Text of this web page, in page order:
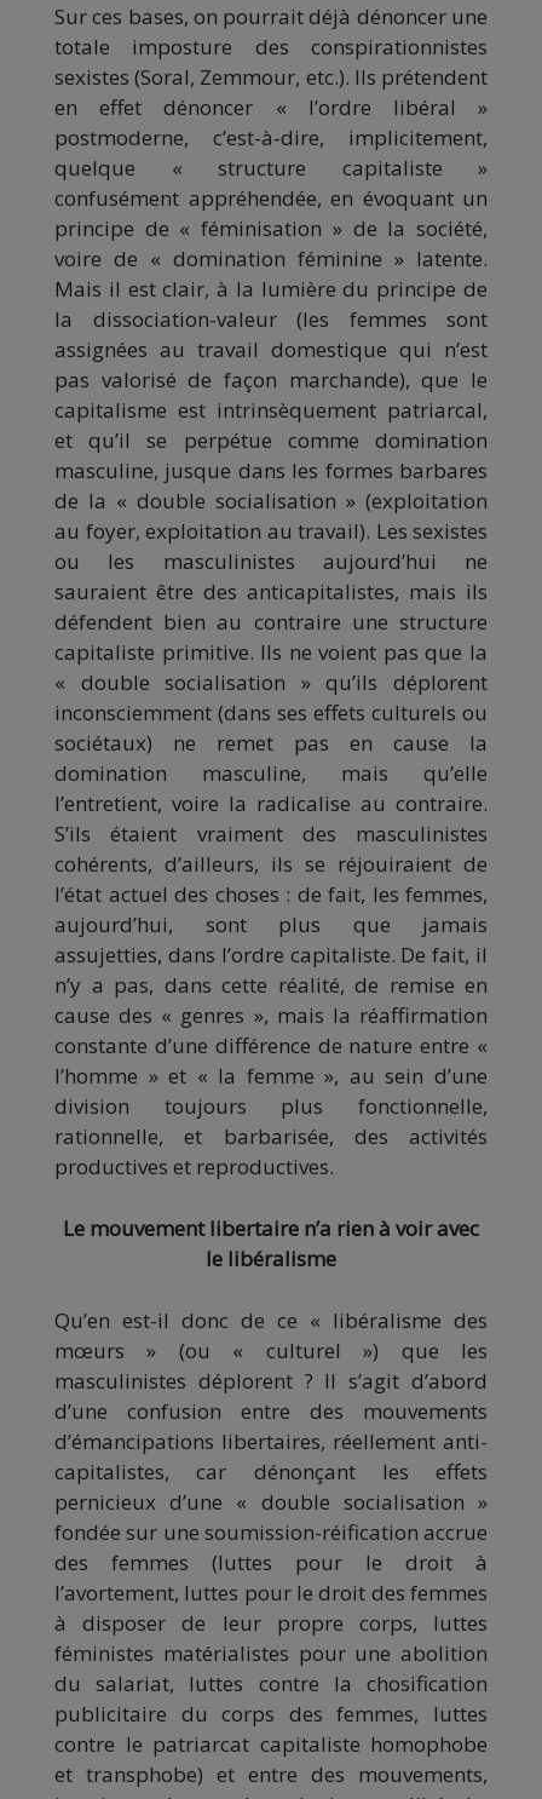
Sur ces bases, on pourrait déjà dénoncer une
totale imposture des conspirationnistes
sexistes (Soral, Zemmour, etc.). Ils prétendent
en effet dénoncer « l’ordre libéral »
postmoderne, c’est-à-dire, implicitement,
quelque « structure capitaliste »
confusément appréhendée, en évoquant un
principe de « féminisation » de la société,
voire de « domination féminine » latente.
Mais il est clair, à la lumière du principe de
la dissociation-valeur (les femmes sont
assignées au travail domestique qui n’est
pas valorisé de façon marchande), que le
capitalisme est intrinsèquement patriarcal,
et qu’il se perpétue comme domination
masculine, jusque dans les formes barbares
de la « double socialisation » (exploitation
au foyer, exploitation au travail). Les sexistes
ou les masculinistes aujourd’hui ne
sauraient être des anticapitalistes, mais ils
défendent bien au contraire une structure
capitaliste primitive. Ils ne voient pas que la
« double socialisation » qu’ils déplorent
inconsciemment (dans ses effets culturels ou
sociétaux) ne remet pas en cause la
domination masculine, mais qu’elle
l’entretient, voire la radicalise au contraire.
S’ils étaient vraiment des masculinistes
cohérents, d’ailleurs, ils se réjouiraient de
l’état actuel des choses : de fait, les femmes,
aujourd’hui, sont plus que jamais
assujetties, dans l’ordre capitaliste. De fait, il
n’y a pas, dans cette réalité, de remise en
cause des « genres », mais la réaffirmation
constante d’une différence de nature entre «
l’homme » et « la femme », au sein d’une
division toujours plus fonctionnelle,
rationnelle, et barbarisée, des activités
productives et reproductives.
Le mouvement libertaire n’a rien à voir avec
le libéralisme
Qu’en est-il donc de ce « libéralisme des
mœurs » (ou « culturel ») que les
masculinistes déplorent ? Il s’agit d’abord
d’une confusion entre des mouvements
d’émancipations libertaires, réellement anti-
capitalistes, car dénonçant les effets
pernicieux d’une « double socialisation »
fondée sur une soumission-réification accrue
des femmes (luttes pour le droit à
l’avortement, luttes pour le droit des femmes
à disposer de leur propre corps, luttes
féministes matérialistes pour une abolition
du salariat, luttes contre la chosification
publicitaire du corps des femmes, luttes
contre le patriarcat capitaliste homophobe
et transphobe) et entre des mouvements,